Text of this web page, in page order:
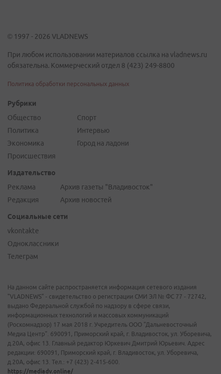
© 1997 - 2026 VLADNEWS
При любом использовании материалов ссылка на vladnews.ru
обязательна. Коммерческий отдел 8 (423) 249-8800
Политика обработки персональных данных
Рубрики
Общество
Политика
Экономика
Происшествия
Спорт
Интервью
Город на ладони
Издательство
Реклама
Редакция
Архив газеты "Владивосток"
Архив новостей
Социальные сети
vkontakte
Одноклассники
Телеграм
На данном сайте распространяется информация сетевого издания
"VLADNEWS" - свидетельство о регистрации СМИ ЭЛ № ФС 77 - 72742,
выдано Федеральной службой по надзору в сфере связи,
информационных технологий и массовых коммуникаций
(Роскомнадзор) 17 мая 2018 г. Учредитель ООО "Дальневосточный
Медиа Центр". 690091, Приморский край, г. Владивосток, ул. Уборевича,
д.20А, офис 13. Главный редактор Юркевич Дмитрий Юрьевич. Адрес
редакции: 690091, Приморский край, г. Владивосток, ул. Уборевича,
д.20А, офис 13. Тел.: +7 (423) 2-415-600.
https://mediadv.online/